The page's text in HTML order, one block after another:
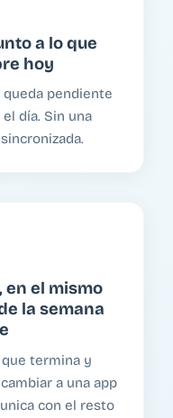
a lo que
hoy
pendiente
día. Sin una
en el mismo
la semana
termina y
a una app
con el resto